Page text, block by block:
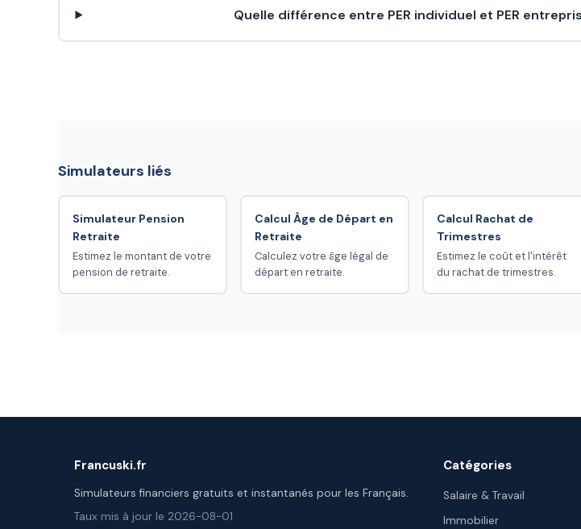
Quelle différence entre PER individuel et PER
Simulateurs liés
Simulateur Pension
Retraite
Estimez le montant de votre
pension de retraite.
Calcul Âge de Départ en
Retraite
Calculez votre âge légal de
départ en retraite.
Calcul Rachat de
Trimestres
Estimez le coût et l'intérêt
du rachat de trimestres.
Francuski.fr
Simulateurs financiers gratuits et instantanés pour les Français.
Taux mis à jour le 2026-08-01
Catégories
Salaire & Travail
Immobilier